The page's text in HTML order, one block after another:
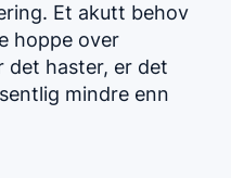
Et akutt behov
hoppe over
det haster, er det
mindre enn